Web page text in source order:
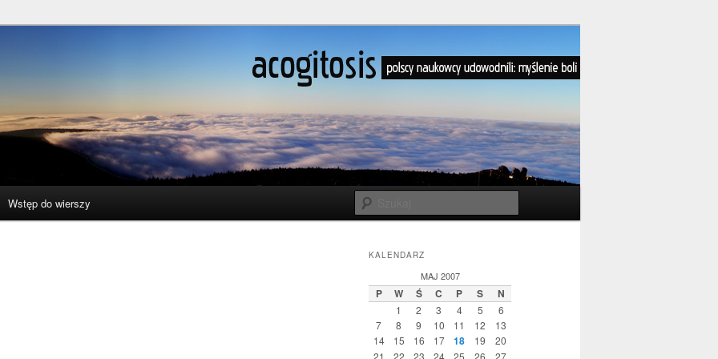
boli
Wstęp do wierszy
KALENDARZ
MAJ 2007
P W Ś C P S N
1 2 3 4 5
6
7
8 9 10 11 12
13
14
15 16 17 18 19
20